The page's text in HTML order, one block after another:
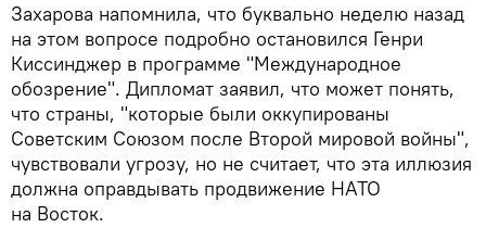
Захарова напомнила, что буквально неделю назад
на этом вопросе подробно остановился Генри
Киссинджер в программе "Международное
обозрение". Дипломат заявил, что может понять,
что страны, "которые были оккупированы
Советским Союзом после Второй мировой войны",
чувствовали угрозу, но не считает, что эта иллюзия
должна оправдывать продвижение НАТО
на Восток.